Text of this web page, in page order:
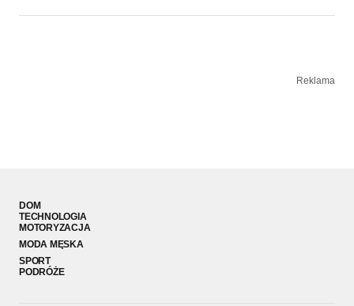
Reklama
DOM
TECHNOLOGIA
MOTORYZACJA
MODA MĘSKA
SPORT
PODRÓŻE